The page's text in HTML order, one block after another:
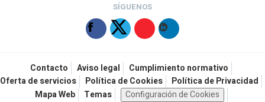
SÍGUENOS
Contacto Aviso legal
Cumplimiento normativo
Oferta de servicios
Política de Cookies
Política de Privacidad
Mapa Web
Temas
Configuración de Cookies